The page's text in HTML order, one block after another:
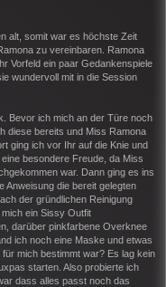
alt, somit war es höchste Zeit
zu vereinbaren. Ramona
Vorfeld ein paar Gedankenspiele
wundervoll mit in die Session
Bevor ich mich an der Türe noch
diese bereits und Miss Ramona
ging ich vor Ihr auf die Knie und
besondere Freude, da Miss
war. Dann ging es ins
Anweisung die bereit gelegten
der gründlichen Reinigung
ein Sissy Outfit
darüber pinkfarbene Overknee
ich noch eine Maske und etwas
mich bestimmt war? Es lag kein
starten. Also probierte ich
dass alles passt noch das